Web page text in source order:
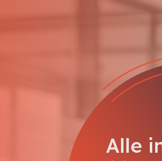
Alle